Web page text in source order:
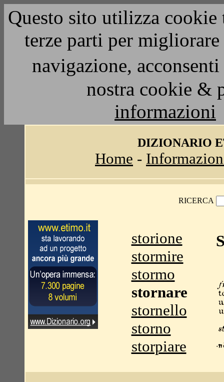
Questo sito utilizza
terze parti per
navigazione,
nostra cookie &
informazioni
DIZIONARIO
Home -
RICERCA
storione
stormire
stormo
stornare
stornello
storno
storpiare